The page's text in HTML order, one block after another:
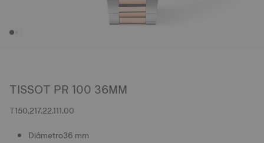
TISSOT PR 100 36MM
T150.217.22.111.00
Diâmetro36 mm